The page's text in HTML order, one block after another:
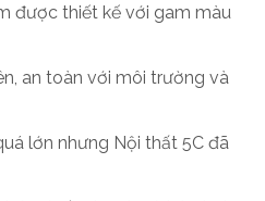
được thiết kế với gam màu
an toàn với môi trường và
lớn nhưng Nội thất 5C đã